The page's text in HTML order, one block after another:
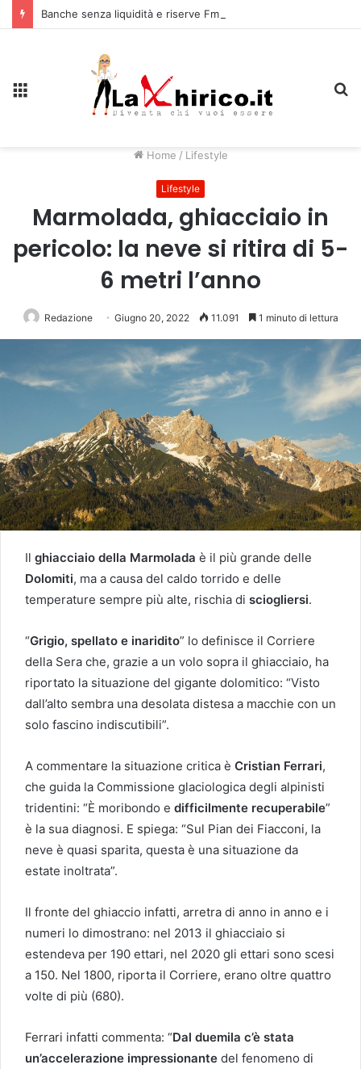
Home / Lifestyle
Lifestyle
Marmolada, ghiacciaio in
pericolo: la neve si ritira di 5-
6 metri l’anno
Redazione Giugno 20, 2022 11.091 1 minuto di lettura
Il ghiacciaio della Marmolada è il più grande delle
Dolomiti, ma a causa del caldo torrido e delle
temperature sempre più alte, rischia di sciogliersi.
“Grigio, spellato e inaridito” lo definisce il Corriere
della Sera che, grazie a un volo sopra il ghiacciaio, ha
riportato la situazione del gigante dolomitico: “Visto
dall’alto sembra una desolata distesa a macchie con un
solo fascino indiscutibili”.
A commentare la situazione critica è Cristian Ferrari,
che guida la Commissione glaciologica degli alpinisti
tridentini: “È moribondo e difficilmente recuperabile”
è la sua diagnosi. E spiega: “Sul Pian dei Fiacconi, la
neve è quasi sparita, questa è una situazione da
estate inoltrata”.
Il fronte del ghiaccio infatti, arretra di anno in anno e i
numeri lo dimostrano: nel 2013 il ghiacciaio si
estendeva per 190 ettari, nel 2020 gli ettari sono scesi
a 150. Nel 1800, riporta il Corriere, erano oltre quattro
volte di più (680).
Ferrari infatti commenta: “Dal duemila c’è stata
un’accelerazione impressionante del fenomeno di